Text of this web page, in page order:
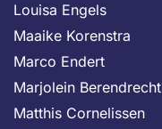
Louisa Engels
Maaike Korenstra
Marco Endert
Marjolein Berendrecht
Matthis Cornelissen